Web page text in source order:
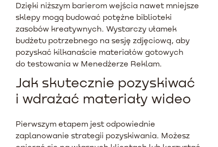
Dzięki niższym barierom wejścia nawet mniejsze
sklepy mogą budować potężne biblioteki
zasobów kreatywnych. Wystarczy ułamek
budżetu potrzebnego na sesję zdjęciową, aby
pozyskać kilkanaście materiałów gotowych
do testowania w Menedżerze Reklam.
Jak skutecznie pozyskiwać
i wdrażać materiały wideo
Pierwszym etapem jest odpowiednie
zaplanowanie strategii pozyskiwania. Możesz